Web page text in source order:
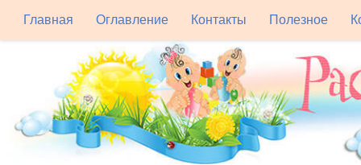
Главная Оглавление Контакты Полезное